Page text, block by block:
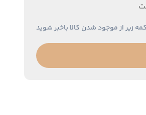
زیر از موجود شدن کالا باخبر شوید